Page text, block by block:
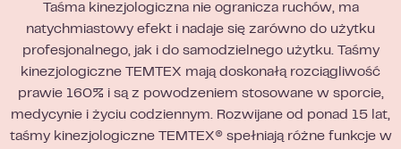
Taśma kinezjologiczna nie ogranicza ruchów, ma
natychmiastowy efekt i nadaje się zarówno do użytku
profesjonalnego, jak i do samodzielnego użytku. Taśmy
kinezjologiczne TEMTEX mają doskonałą rozciągliwość
prawie 160% i są z powodzeniem stosowane w sporcie,
medycynie i życiu codziennym. Rozwijane od ponad 15 lat,
taśmy kinezjologiczne TEMTEX® spełniają różne funkcje w